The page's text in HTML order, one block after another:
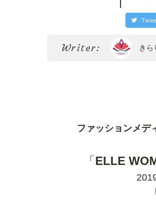
Writer: き
ファッションメデ
「ELLE